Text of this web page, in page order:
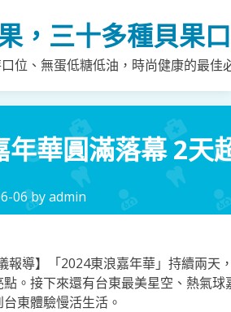
，三十多種貝果
位、無蛋低糖低油，時尚健康的最
年華圓滿落幕 2天
06byadmin
報導】「2024東浪嘉年華」持續兩天
。接下來還有台東最美星空、熱氣
東體驗慢活生活。